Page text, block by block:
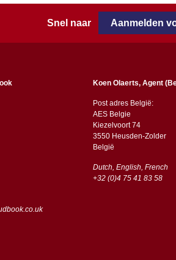
Snel naar Aanmelden
Koen Olaerts, Agent
Post adres België:
AES Belgie
Kiezelvoort 74
3550 Heusden-Zolder
België
Dutch, English, French
+32 (0)4 75 41 83 58